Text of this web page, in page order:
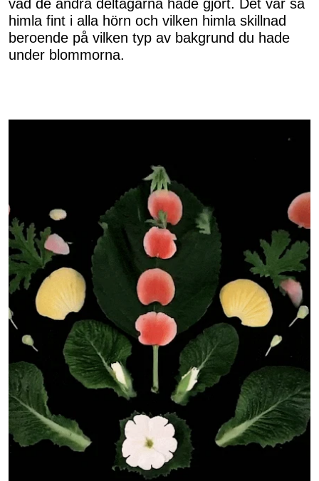
vad de andra deltagarna hade gjort. Det var så
himla fint i alla hörn och vilken himla skillnad
beroende på vilken typ av bakgrund du hade
under blommorna.